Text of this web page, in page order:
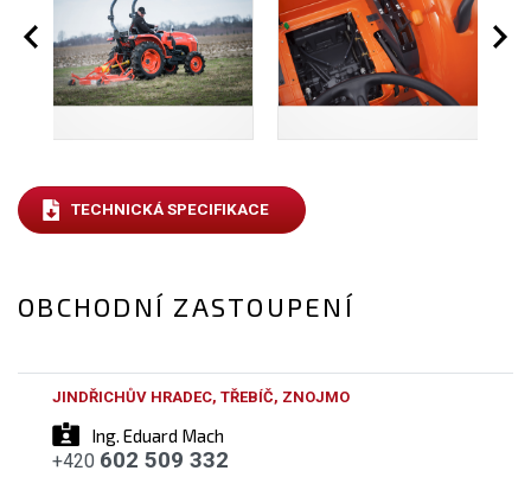
TECHNICKÁ SPECIFIKACE
OBCHODNÍ ZASTOUPENÍ
Ing. Eduard Mach
JINDŘICHŮV HRADEC, TŘEBÍČ, ZNOJMO
+420 602 509 332